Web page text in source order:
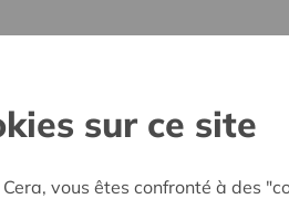
sur ce site
vous êtes confronté à des